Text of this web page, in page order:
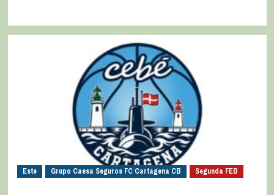
Este Grupo Caesa Seguros FC Cartagena CB Segunda FEB